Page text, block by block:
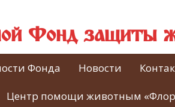
Фонд защиты
Фонда Новости
Центр помощи животным